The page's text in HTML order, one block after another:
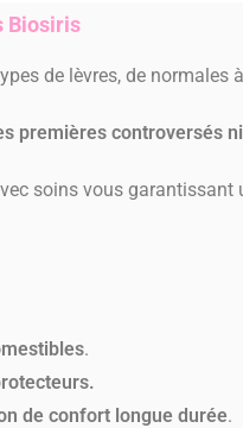
Biosiris
de lèvres, de normales
premières controversés
soins vous garantissant
.
de confort longue durée.